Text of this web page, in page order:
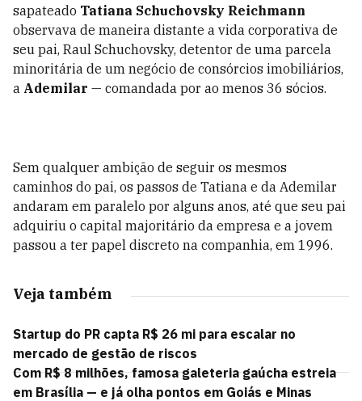
sapateado Tatiana Schuchovsky Reichmann
observava de maneira distante a vida corporativa de
seu pai, Raul Schuchovsky, detentor de uma parcela
minoritária de um negócio de consórcios imobiliários,
a Ademilar — comandada por ao menos 36 sócios.
Sem qualquer ambição de seguir os mesmos
caminhos do pai, os passos de Tatiana e da Ademilar
andaram em paralelo por alguns anos, até que seu pai
adquiriu o capital majoritário da empresa e a jovem
passou a ter papel discreto na companhia, em 1996.
Veja também
Startup do PR capta R$ 26 mi para escalar no
mercado de gestão de riscos
Com R$ 8 milhões, famosa galeteria gaúcha estreia
em Brasília — e já olha pontos em Goiás e Minas